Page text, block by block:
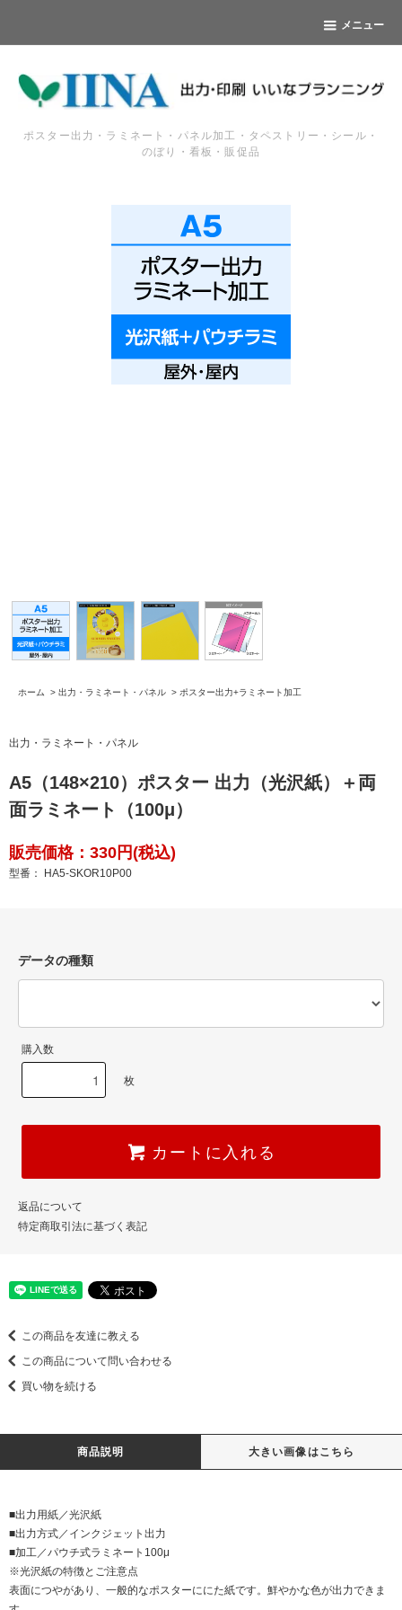
メニュー
ポスター出力・ラミネート・パネル加工・タペストリー・シール・
のぼり・看板・販促品
ホーム > 出力・ラミネート・パネル > ポスター出力+ラミネート加工
出力・ラミネート・パネル
A5（148×210）ポスター 出力（光沢紙）＋両
面ラミネート（100μ）
販売価格：330円(税込)
型番： HA5-SKOR10P00
データの種類
購入数
枚
カートに入れる
返品について
特定商取引法に基づく表記
この商品を友達に教える
この商品について問い合わせる
買い物を続ける
商品説明 大きい画像はこちら
■出力用紙／光沢紙
■出力方式／インクジェット出力
■加工／パウチ式ラミネート100μ
※光沢紙の特徴とご注意点
表面につやがあり、一般的なポスターににた紙です。鮮やかな色が出力できま